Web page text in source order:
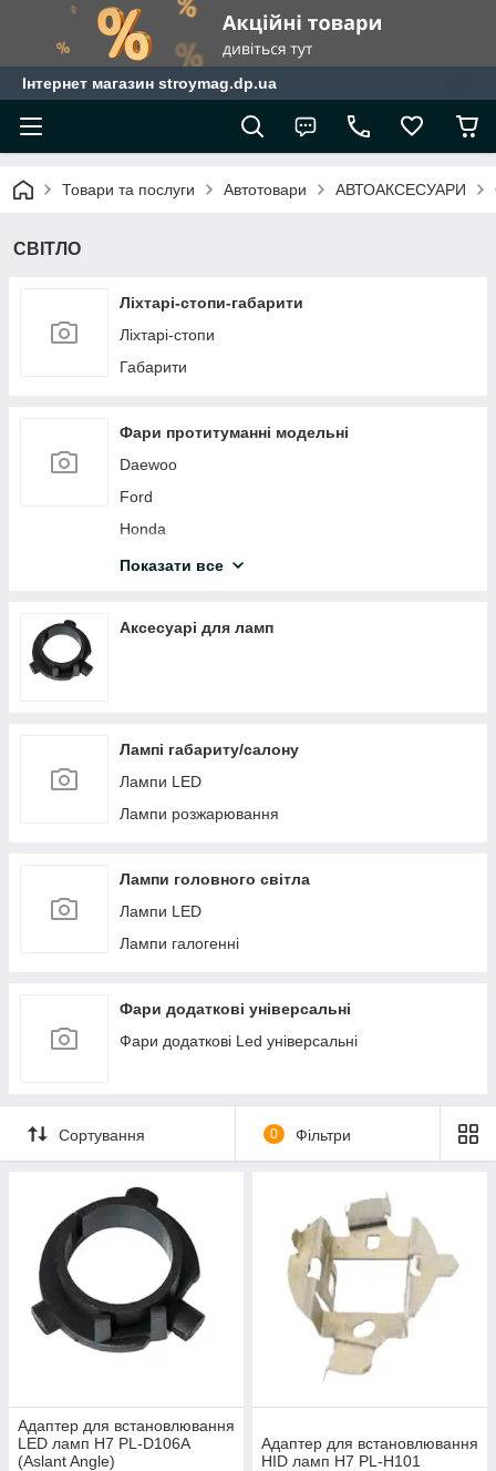
Інтернет магазин stroymag.dp.ua
Товари та послуги Автотовари АВТОАКСЕСУАРИ
СВІТЛО
Ліхтарі-стопи-габарити
Ліхтарі-стопи
Габарити
Фари протитуманні модельні
Daewoo
Ford
Honda
Hyundai
Lada
Toyota
VW
Jeep
Suzuki
Chevrolet
Daihatsu
Показати все
Аксесуарі для ламп
Лампі габариту/салону
Лампи LED
Лампи розжарювання
Лампи головного світла
Лампи LED
Лампи галогенні
Фари додаткові універсальні
Фари додаткові Led універсальні
Сортування 0 Фільтри
Адаптер для встановлювання
LED ламп Н7 PL-D106A
(Aslant Angle)
Адаптер для встановлювання
HID ламп Н7 PL-H101